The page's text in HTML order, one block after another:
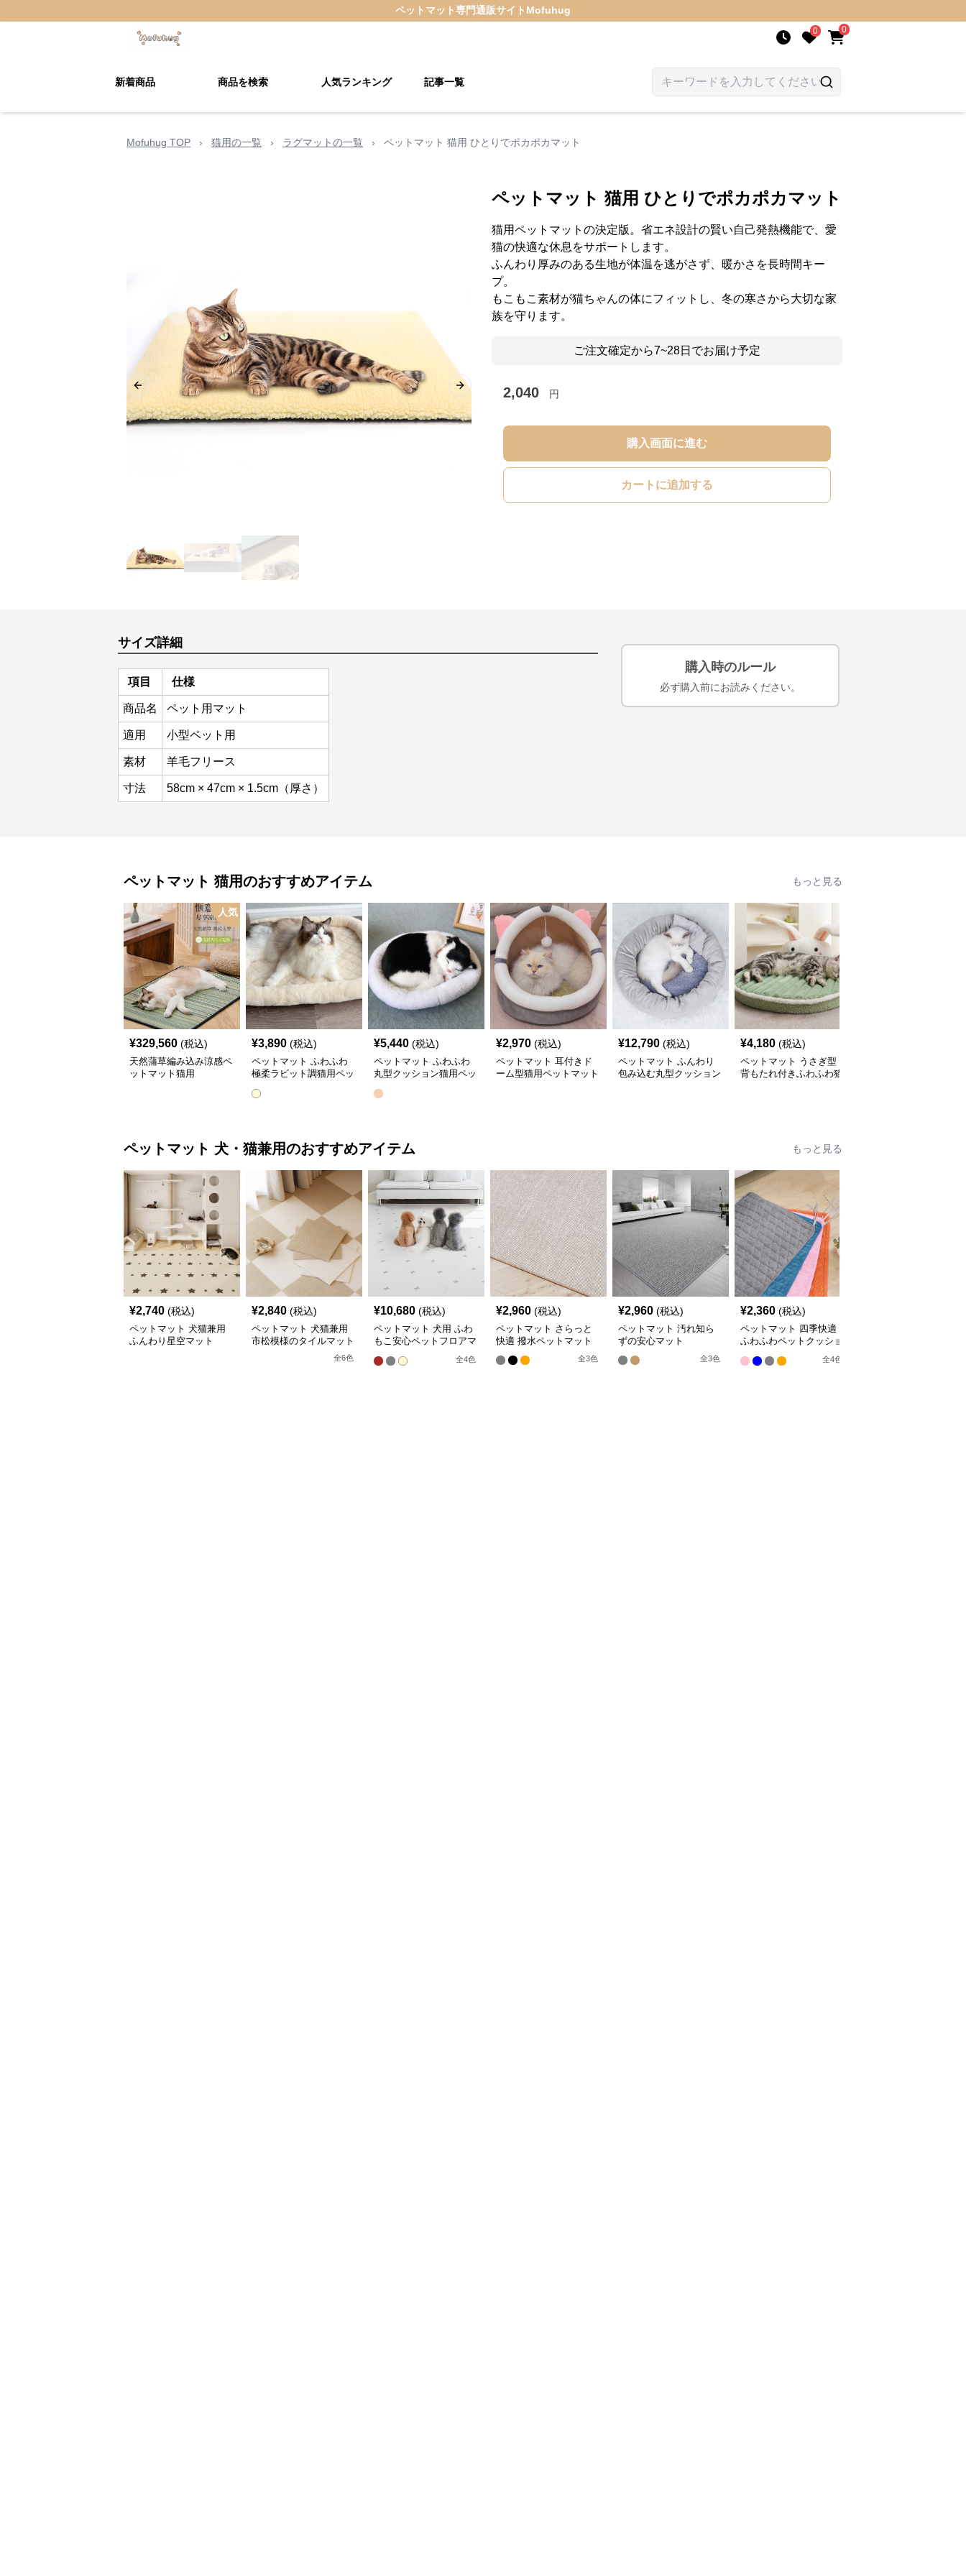
ペットマット専門通販サイト Mofuhug
0 0
新着商品 商品を検索 人気ランキング 記事一覧
Mofuhug TOP › 猫用の一覧 › ラグマットの一覧 › ペットマット 猫用 ひとりでポカポカマット
Previous slide Next slide
ペットマット 猫用 ひとりでポカポカマット
猫用ペットマットの決定版。省エネ設計の賢い自己発熱機能で、愛
猫の快適な休息をサポートします。
ふんわり厚みのある生地が体温を逃がさず、暖かさを長時間キー
プ。
もこもこ素材が猫ちゃんの体にフィットし、冬の寒さから大切な家
族を守ります。
ご注文確定から7~28日でお届け予定
2,040 円
購入画面に進む
カートに追加する
サイズ詳細
項目 仕様
商品名 ペット用マット
適用 小型ペット用
素材 羊毛フリース
寸法 58cm × 47cm × 1.5cm（厚さ）
購入時のルール
必ず購入前にお読みください。
ペットマット 猫用のおすすめアイテム もっと見る
人気
¥329,560 (税込)
天然蒲草編み込み涼感ペ
ットマット猫用
¥3,890 (税込)
ペットマット ふわふわ
極柔ラビット調猫用ペッ
¥5,440 (税込)
ペットマット ふわふわ
丸型クッション猫用ペッ
¥2,970 (税込)
ペットマット 耳付きド
ーム型猫用ペットマット
¥12,790 (税込)
ペットマット ふんわり
包み込む丸型クッション
¥4,180 (税込)
ペットマット うさぎ型
背もたれ付きふわふわ猫
ペットマット 犬・猫兼用のおすすめアイテム もっと見る
¥2,740 (税込)
ペットマット 犬猫兼用
ふんわり星空マット
¥2,840 (税込)
ペットマット 犬猫兼用
市松模様のタイルマット
全6色
¥10,680 (税込)
ペットマット 犬用 ふわ
もこ安心ペットフロアマ
全4色
¥2,960 (税込)
ペットマット さらっと
快適 撥水ペットマット
全3色
¥2,960 (税込)
ペットマット 汚れ知ら
ずの安心マット
全3色
¥2,360 (税込)
ペットマット 四季快適
ふわふわペットクッショ
全4色